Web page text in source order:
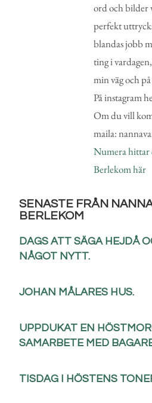
ord och bilder
perfekt
blandas jobb
ting i
min väg och
På instagram
Om du vill
maila:
Numera hittar
Berlekom här
SENASTE FRÅN
BERLEKOM
DAGS ATT SÄGA HEJDÅ
NÅGOT NYTT.
JOHAN MÅLARES HUS.
UPPDUKAT EN
SAMARBETE MED
TISDAG I HÖSTENS